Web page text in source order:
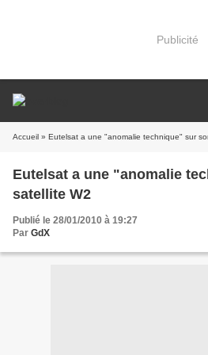
Publicité
Accueil » Eutelsat a une "anomalie technique" sur
Eutelsat a une "anomalie
satellite W2
Publié le 28/01/2010 à 19:27
Par GdX